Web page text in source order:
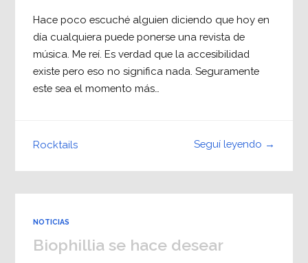
Hace poco escuché alguien diciendo que hoy en
día cualquiera puede ponerse una revista de
música. Me reí. Es verdad que la accesibilidad
existe pero eso no significa nada. Seguramente
este sea el momento más…
Seguí leyendo →
Rocktails
NOTICIAS
Biophillia se hace desear